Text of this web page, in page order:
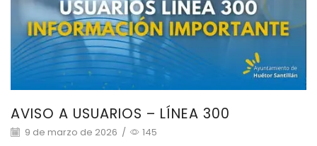
AVISO A USUARIOS – LÍNEA 300
9 de marzo de 2026 / 145